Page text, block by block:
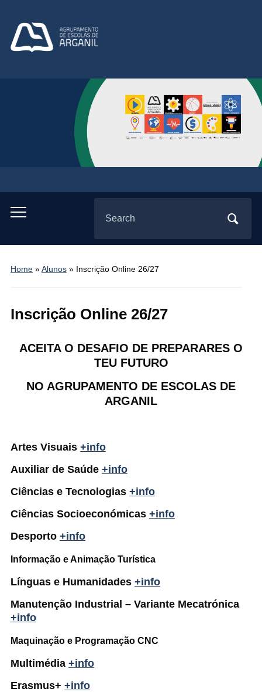
Toggle
menu
for:
Home»Alunos» Inscrição Online 26/27
Inscrição Online 26/27
ACEITA O DESAFIO DE PREPARARES O
TEU FUTURO
NO AGRUPAMENTO DE ESCOLAS DE
ARGANIL
Artes Visuais +info
Auxiliar de Saúde +info
Ciências e Tecnologias +info
Ciências Socioeconómicas +info
Desporto +info
Informação e Animação Turística
Línguas e Humanidades +info
Manutenção Industrial – Variante Mecatrónica
+info
Maquinação e Programação CNC
Multimédia +info
Erasmus+ +info